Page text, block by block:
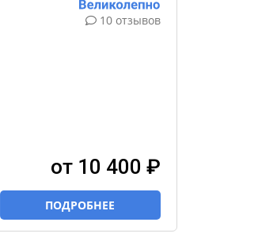
10 отзывов
от 10 400 ₽
ПОДРОБНЕЕ